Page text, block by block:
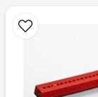
nameNamn